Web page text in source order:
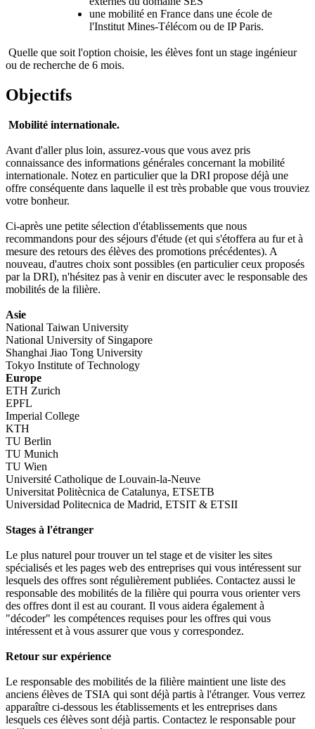
une mobilité en France dans une école de
l'Institut Mines-Télécom ou de IP Paris.
Quelle que soit l'option choisie, les élèves font un stage ingénieur
ou de recherche de 6 mois.
Objectifs
Mobilité internationale.
Avant d'aller plus loin, assurez-vous que vous avez pris
connaissance des informations générales concernant la mobilité
internationale. Notez en particulier que la DRI propose déjà une
offre conséquente dans laquelle il est très probable que vous trouviez
votre bonheur.
Ci-après une petite sélection d'établissements que nous
recommandons pour des séjours d'étude (et qui s'étoffera au fur et à
mesure des retours des élèves des promotions précédentes). A
nouveau, d'autres choix sont possibles (en particulier ceux proposés
par la DRI), n'hésitez pas à venir en discuter avec le responsable des
mobilités de la filière.
Asie
National Taiwan University
National University of Singapore
Shanghai Jiao Tong University
Tokyo Institute of Technology
Europe
ETH Zurich
EPFL
Imperial College
KTH
TU Berlin
TU Munich
TU Wien
Université Catholique de Louvain-la-Neuve
Universitat Politècnica de Catalunya, ETSETB
Universidad Politecnica de Madrid, ETSIT & ETSII
Stages à l'étranger
Le plus naturel pour trouver un tel stage et de visiter les sites
spécialisés et les pages web des entreprises qui vous intéressent sur
lesquels des offres sont régulièrement publiées. Contactez aussi le
responsable des mobilités de la filière qui pourra vous orienter vers
des offres dont il est au courant. Il vous aidera également à
"décoder" les compétences requises pour les offres qui vous
intéressent et à vous assurer que vous y correspondez.
Retour sur expérience
Le responsable des mobilités de la filière maintient une liste des
anciens élèves de TSIA qui sont déjà partis à l'étranger. Vous verrez
apparaître ci-dessous les établissements et les entreprises dans
lesquels ces élèves sont déjà partis. Contactez le responsable pour